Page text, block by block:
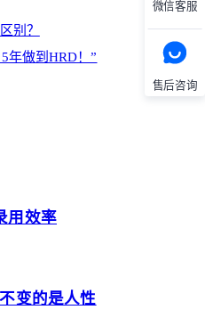
微信客服
售后咨询
别？
年做到HRD！”
用效率
变的是人性